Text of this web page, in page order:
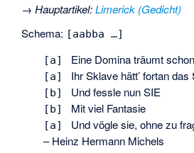
→Hauptartikel:Limerick (Gedicht)
Schema: [aabba …]
[a] Eine Domina träumt
[a] Ihr Sklave hätt’ fortan das
[b] Und fessle nun SIE
[b] Mit viel Fantasie
[a]
Und vögle sie, ohne zu
– Heinz Hermann Michels